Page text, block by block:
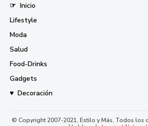
☞ Inicio
Lifestyle
Moda
Salud
Food-Drinks
Gadgets
♥ Decoración
© Copyright 2007-2021, Estilo y Más, Todos los